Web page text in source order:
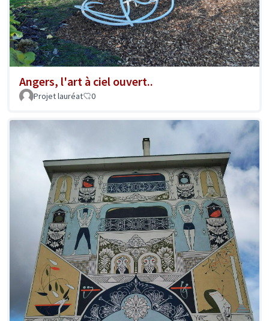
Angers, l'art à ciel ouvert..
Projet lauréat 0